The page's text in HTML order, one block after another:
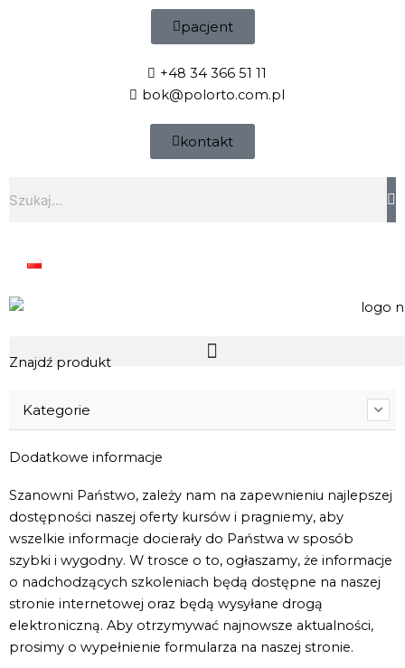
pacjent
+48 34 366 51 11
bok@polorto.com.pl
kontakt
Znajdź produkt
Kategorie
Dodatkowe informacje
Szanowni Państwo, zależy nam na zapewnieniu najlepszej
dostępności naszej oferty kursów i pragniemy, aby
wszelkie informacje docierały do Państwa w sposób
szybki i wygodny. W trosce o to, ogłaszamy, że informacje
o nadchodzących szkoleniach będą dostępne na naszej
stronie internetowej oraz będą wysyłane drogą
elektroniczną. Aby otrzymywać najnowsze aktualności,
prosimy o wypełnienie formularza na naszej stronie.